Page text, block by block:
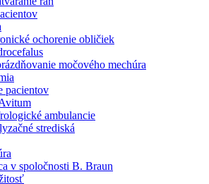
ochorenie obličiek
močového mechúra
pacientov
ambulancie
strediská
v spoločnosti B. Braun